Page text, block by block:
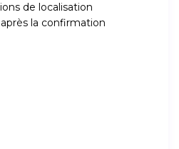
de localisation
la confirmation